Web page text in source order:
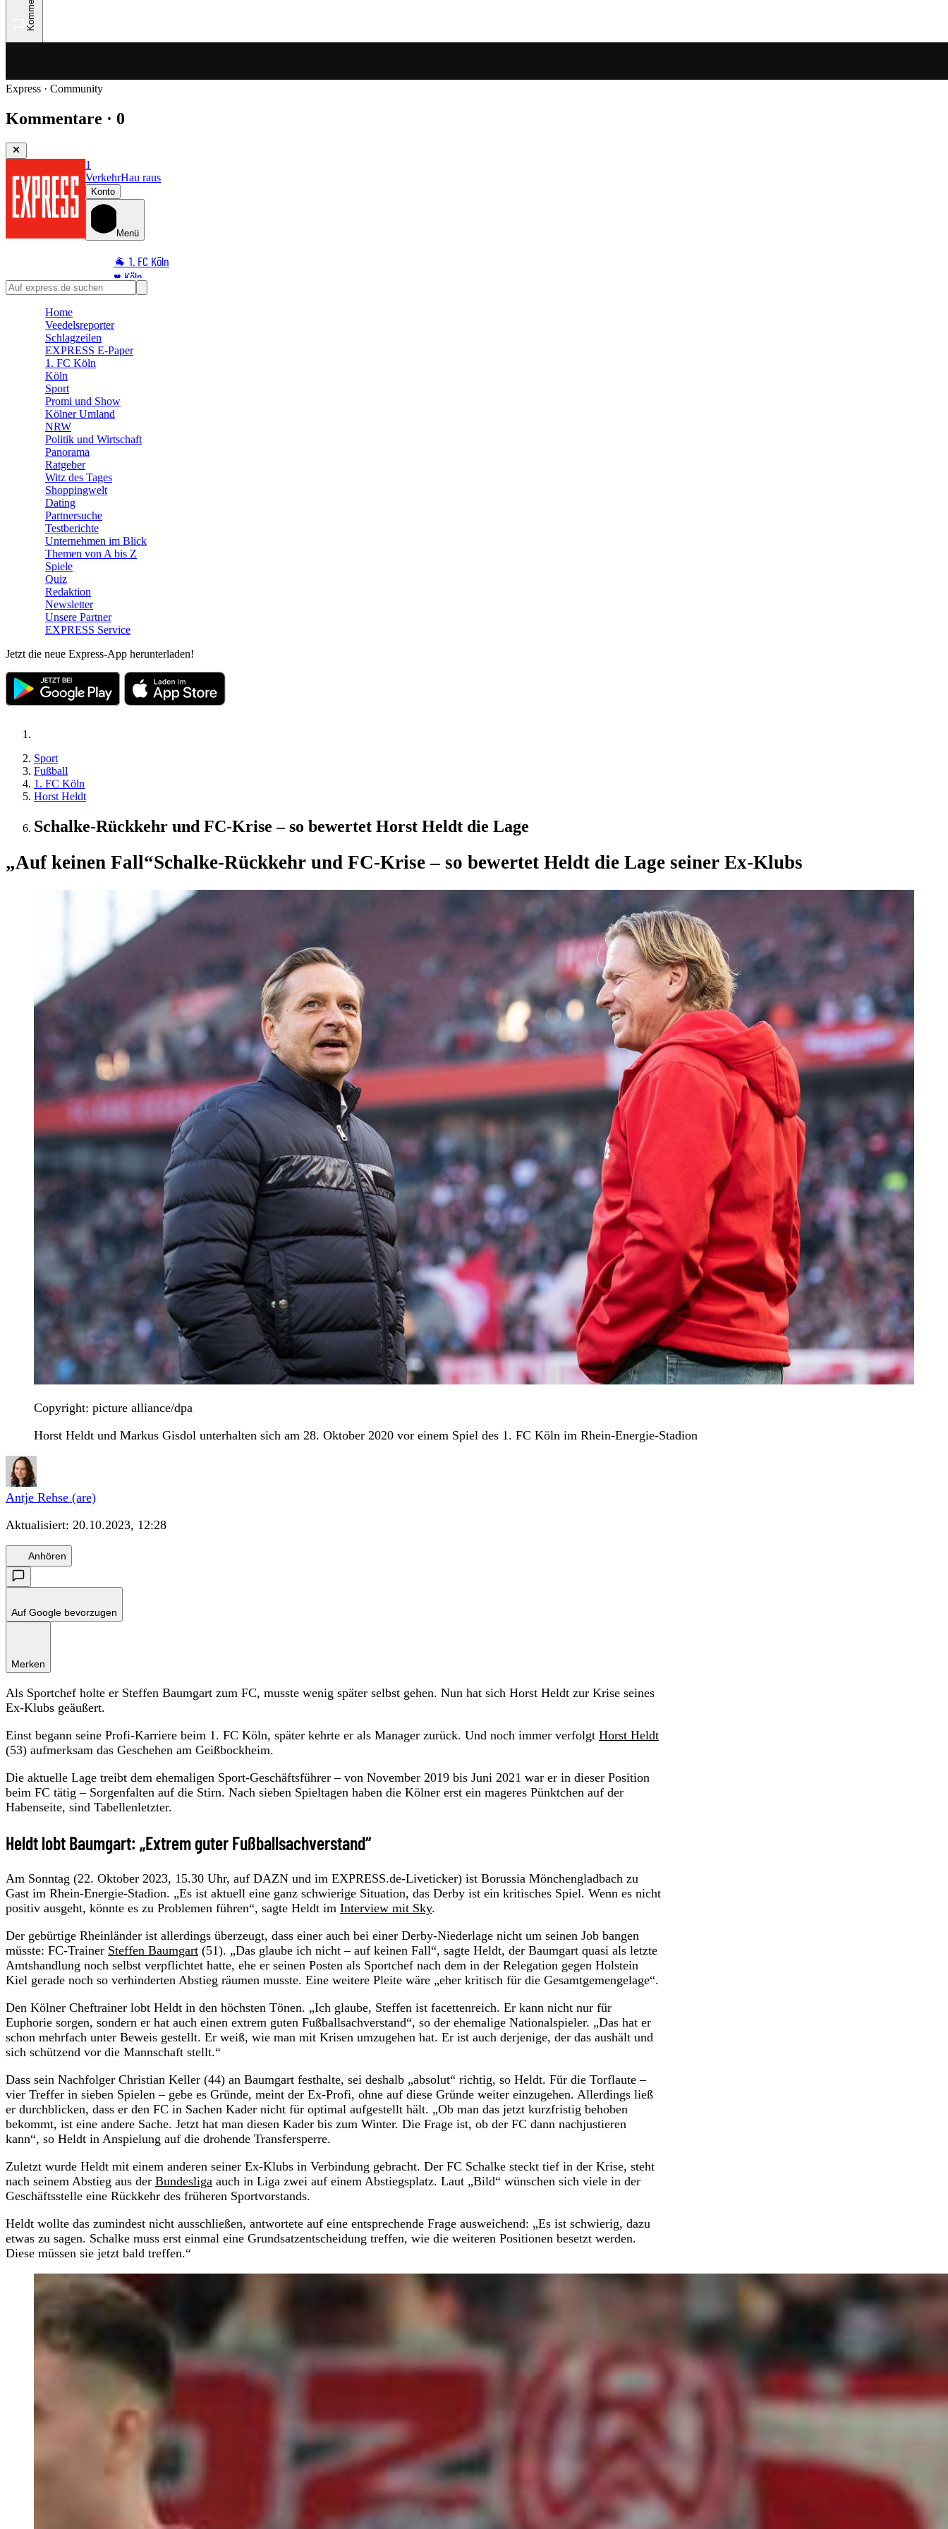
Express · Community
Kommentare · 0
1
VerkehrHau raus
Konto
Menü
🐐 1. FC Köln
♥️ Köln
⭐ Promi
🛒 Shoppingwelt
🧩 Spiele
Home
Veedelsreporter
Schlagzeilen
EXPRESS E-Paper
1. FC Köln
Köln
Sport
Promi und Show
Kölner Umland
NRW
Politik und Wirtschaft
Panorama
Ratgeber
Witz des Tages
Shoppingwelt
Dating
Partnersuche
Testberichte
Unternehmen im Blick
Themen von A bis Z
Spiele
Quiz
Redaktion
Newsletter
Unsere Partner
EXPRESS Service
Jetzt die neue Express-App herunterladen!
Sport
Fußball
1. FC Köln
Horst Heldt
Schalke-Rückkehr und FC-Krise – so bewertet Horst Heldt die Lage
„Auf keinen Fall“Schalke-Rückkehr und FC-Krise – so bewertet Heldt die Lage seiner Ex-Klubs
Copyright: picture alliance/dpa
Horst Heldt und Markus Gisdol unterhalten sich am 28. Oktober 2020 vor einem Spiel des 1. FC Köln im Rhein-Energie-Stadion
Antje Rehse (are)
Aktualisiert: 20.10.2023, 12:28
Anhören
Auf Google bevorzugen
Merken
Als Sportchef holte er Steffen Baumgart zum FC, musste wenig später selbst gehen. Nun hat sich Horst Heldt zur Krise seines
Ex-Klubs geäußert.
Einst begann seine Profi-Karriere beim 1. FC Köln, später kehrte er als Manager zurück. Und noch immer verfolgt Horst Heldt
(53) aufmerksam das Geschehen am Geißbockheim.
Die aktuelle Lage treibt dem ehemaligen Sport-Geschäftsführer – von November 2019 bis Juni 2021 war er in dieser Position
beim FC tätig – Sorgenfalten auf die Stirn. Nach sieben Spieltagen haben die Kölner erst ein mageres Pünktchen auf der
Habenseite, sind Tabellenletzter.
Heldt lobt Baumgart: „Extrem guter Fußballsachverstand“
Am Sonntag (22. Oktober 2023, 15.30 Uhr, auf DAZN und im EXPRESS.de-Liveticker) ist Borussia Mönchengladbach zu
Gast im Rhein-Energie-Stadion. „Es ist aktuell eine ganz schwierige Situation, das Derby ist ein kritisches Spiel. Wenn es nicht
positiv ausgeht, könnte es zu Problemen führen“, sagte Heldt im Interview mit Sky.
Der gebürtige Rheinländer ist allerdings überzeugt, dass einer auch bei einer Derby-Niederlage nicht um seinen Job bangen
müsste: FC-Trainer Steffen Baumgart (51). „Das glaube ich nicht – auf keinen Fall“, sagte Heldt, der Baumgart quasi als letzte
Amtshandlung noch selbst verpflichtet hatte, ehe er seinen Posten als Sportchef nach dem in der Relegation gegen Holstein
Kiel gerade noch so verhinderten Abstieg räumen musste. Eine weitere Pleite wäre „eher kritisch für die Gesamtgemengelage“.
Den Kölner Cheftrainer lobt Heldt in den höchsten Tönen. „Ich glaube, Steffen ist facettenreich. Er kann nicht nur für
Euphorie sorgen, sondern er hat auch einen extrem guten Fußballsachverstand“, so der ehemalige Nationalspieler. „Das hat er
schon mehrfach unter Beweis gestellt. Er weiß, wie man mit Krisen umzugehen hat. Er ist auch derjenige, der das aushält und
sich schützend vor die Mannschaft stellt.“
Dass sein Nachfolger Christian Keller (44) an Baumgart festhalte, sei deshalb „absolut“ richtig, so Heldt. Für die Torflaute –
vier Treffer in sieben Spielen – gebe es Gründe, meint der Ex-Profi, ohne auf diese Gründe weiter einzugehen. Allerdings ließ
er durchblicken, dass er den FC in Sachen Kader nicht für optimal aufgestellt hält. „Ob man das jetzt kurzfristig behoben
bekommt, ist eine andere Sache. Jetzt hat man diesen Kader bis zum Winter. Die Frage ist, ob der FC dann nachjustieren
kann“, so Heldt in Anspielung auf die drohende Transfersperre.
Zuletzt wurde Heldt mit einem anderen seiner Ex-Klubs in Verbindung gebracht. Der FC Schalke steckt tief in der Krise, steht
nach seinem Abstieg aus der Bundesliga auch in Liga zwei auf einem Abstiegsplatz. Laut „Bild“ wünschen sich viele in der
Geschäftsstelle eine Rückkehr des früheren Sportvorstands.
Heldt wollte das zumindest nicht ausschließen, antwortete auf eine entsprechende Frage ausweichend: „Es ist schwierig, dazu
etwas zu sagen. Schalke muss erst einmal eine Grundsatzentscheidung treffen, wie die weiteren Positionen besetzt werden.
Diese müssen sie jetzt bald treffen.“